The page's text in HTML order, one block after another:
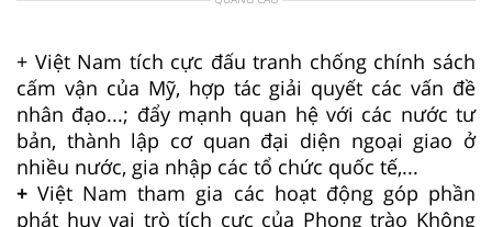
+ Việt Nam tích cực đấu tranh chống chính sách
cấm vận của Mỹ, hợp tác giải quyết các vấn đề
nhân đạo...; đẩy mạnh quan hệ với các nước tư
bản, thành lập cơ quan đại diện ngoại giao ở
nhiều nước, gia nhập các tổ chức quốc tế,...
+Việt Nam tham gia các hoạt động góp phần
phát huy vai trò tích cực của Phong trào Không